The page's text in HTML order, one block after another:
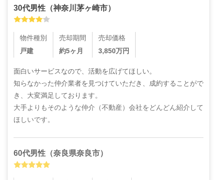
30代男性 （神奈川茅ヶ崎市）
物件種別
戸建
売却期間
約5ヶ月
売却価格
3,850万円
面白いサービスなので、活動を広げてほしい。
知らなかった仲介業者を見つけていただき、成約することがで
き、大変満足しております。
大手よりもそのような仲介（不動産）会社をどんどん紹介して
ほしいです。
60代男性 （奈良県奈良市）